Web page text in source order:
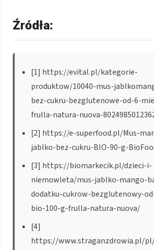
Źródła:
[1] https://evital.pl/kategorie-
produktow/10040-mus-
bez-cukru-bezglutenowe-od-6-
frulla-natura-nuova-
[2] https://e-superfood.pl/Mus-
jablko-bez-cukru-BIO-90-g-
[3] https://biomarkecik.pl/dzieci-i-
niemowleta/mus-jablko-mango-
dodatku-cukrow-bezglutenowy-
bio-100-g-frulla-natura-nuova/
[4]
https://www.straganzdrowia.pl/